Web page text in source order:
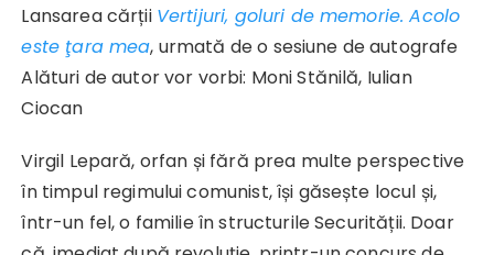
Lansarea cărții Vertijuri, goluri de memorie. Acolo
este ţara mea, urmată de o sesiune de autografe
Alături de autor vor vorbi: Moni Stănilă, Iulian
Ciocan
Virgil Lepară, orfan și fără prea multe perspective
în timpul regimului comunist, își găsește locul și,
într-un fel, o familie în structurile Securității. Doar